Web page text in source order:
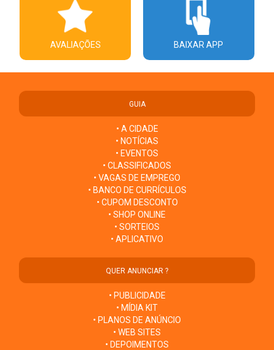
AVALIAÇÕES BAIXAR APP
GUIA
• A CIDADE
• NOTÍCIAS
• EVENTOS
• CLASSIFICADOS
• VAGAS DE EMPREGO
• BANCO DE CURRÍCULOS
• CUPOM DESCONTO
• SHOP ONLINE
• SORTEIOS
• APLICATIVO
QUER ANUNCIAR ?
• PUBLICIDADE
• MÍDIA KIT
• PLANOS DE ANÚNCIO
• WEB SITES
• DEPOIMENTOS